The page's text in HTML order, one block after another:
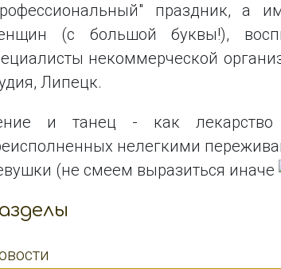
праздник, а
(с большой буквы!),
некоммерческой
Липецк.
и танец - как
нелегкими
(не смеем выразиться иначе